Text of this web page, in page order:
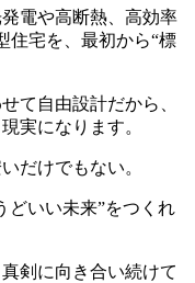
電や高断熱、高効率
住宅を、最初から“標
て自由設計だから、
実になります。
だけでもない。
どいい未来”をつくれ
剣に向き合い続けて